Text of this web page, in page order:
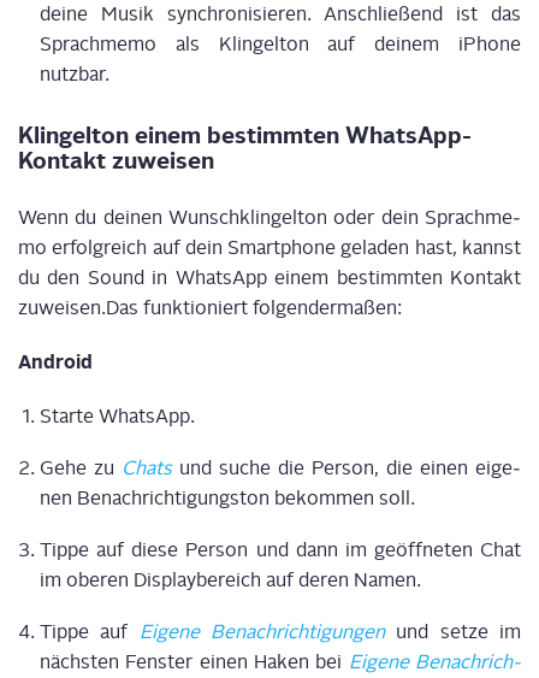
dei­ne Musik syn­chro­ni­sie­ren. Anschlie­ßend ist das
Sprach­me­mo als Klin­gel­ton auf dei­nem iPho­ne
nutzbar.
Klin­gel­ton einem bestimm­ten Whats­App-
Kon­takt zuweisen
Wenn du dei­nen Wunsch­klin­gel­ton oder dein Sprach­me­
mo erfolg­reich auf dein Smart­phone gela­den hast, kannst
du den Sound in Whats­App einem bestimm­ten Kon­takt
zuweisen.Das funk­tio­niert folgendermaßen:
Android
Star­te WhatsApp.
Gehe zu Chatsund suche die Per­son, die einen eige­
nen Benach­rich­ti­gungs­ton bekom­men soll.
Tip­pe auf die­se Per­son und dann im geöff­ne­ten Chat
im obe­ren Dis­play­be­reich auf deren Namen.
Tip­pe auf Eige­ne Benach­rich­ti­gun­genund set­ze im
nächs­ten Fens­ter einen Haken bei Eige­ne Benach­rich­